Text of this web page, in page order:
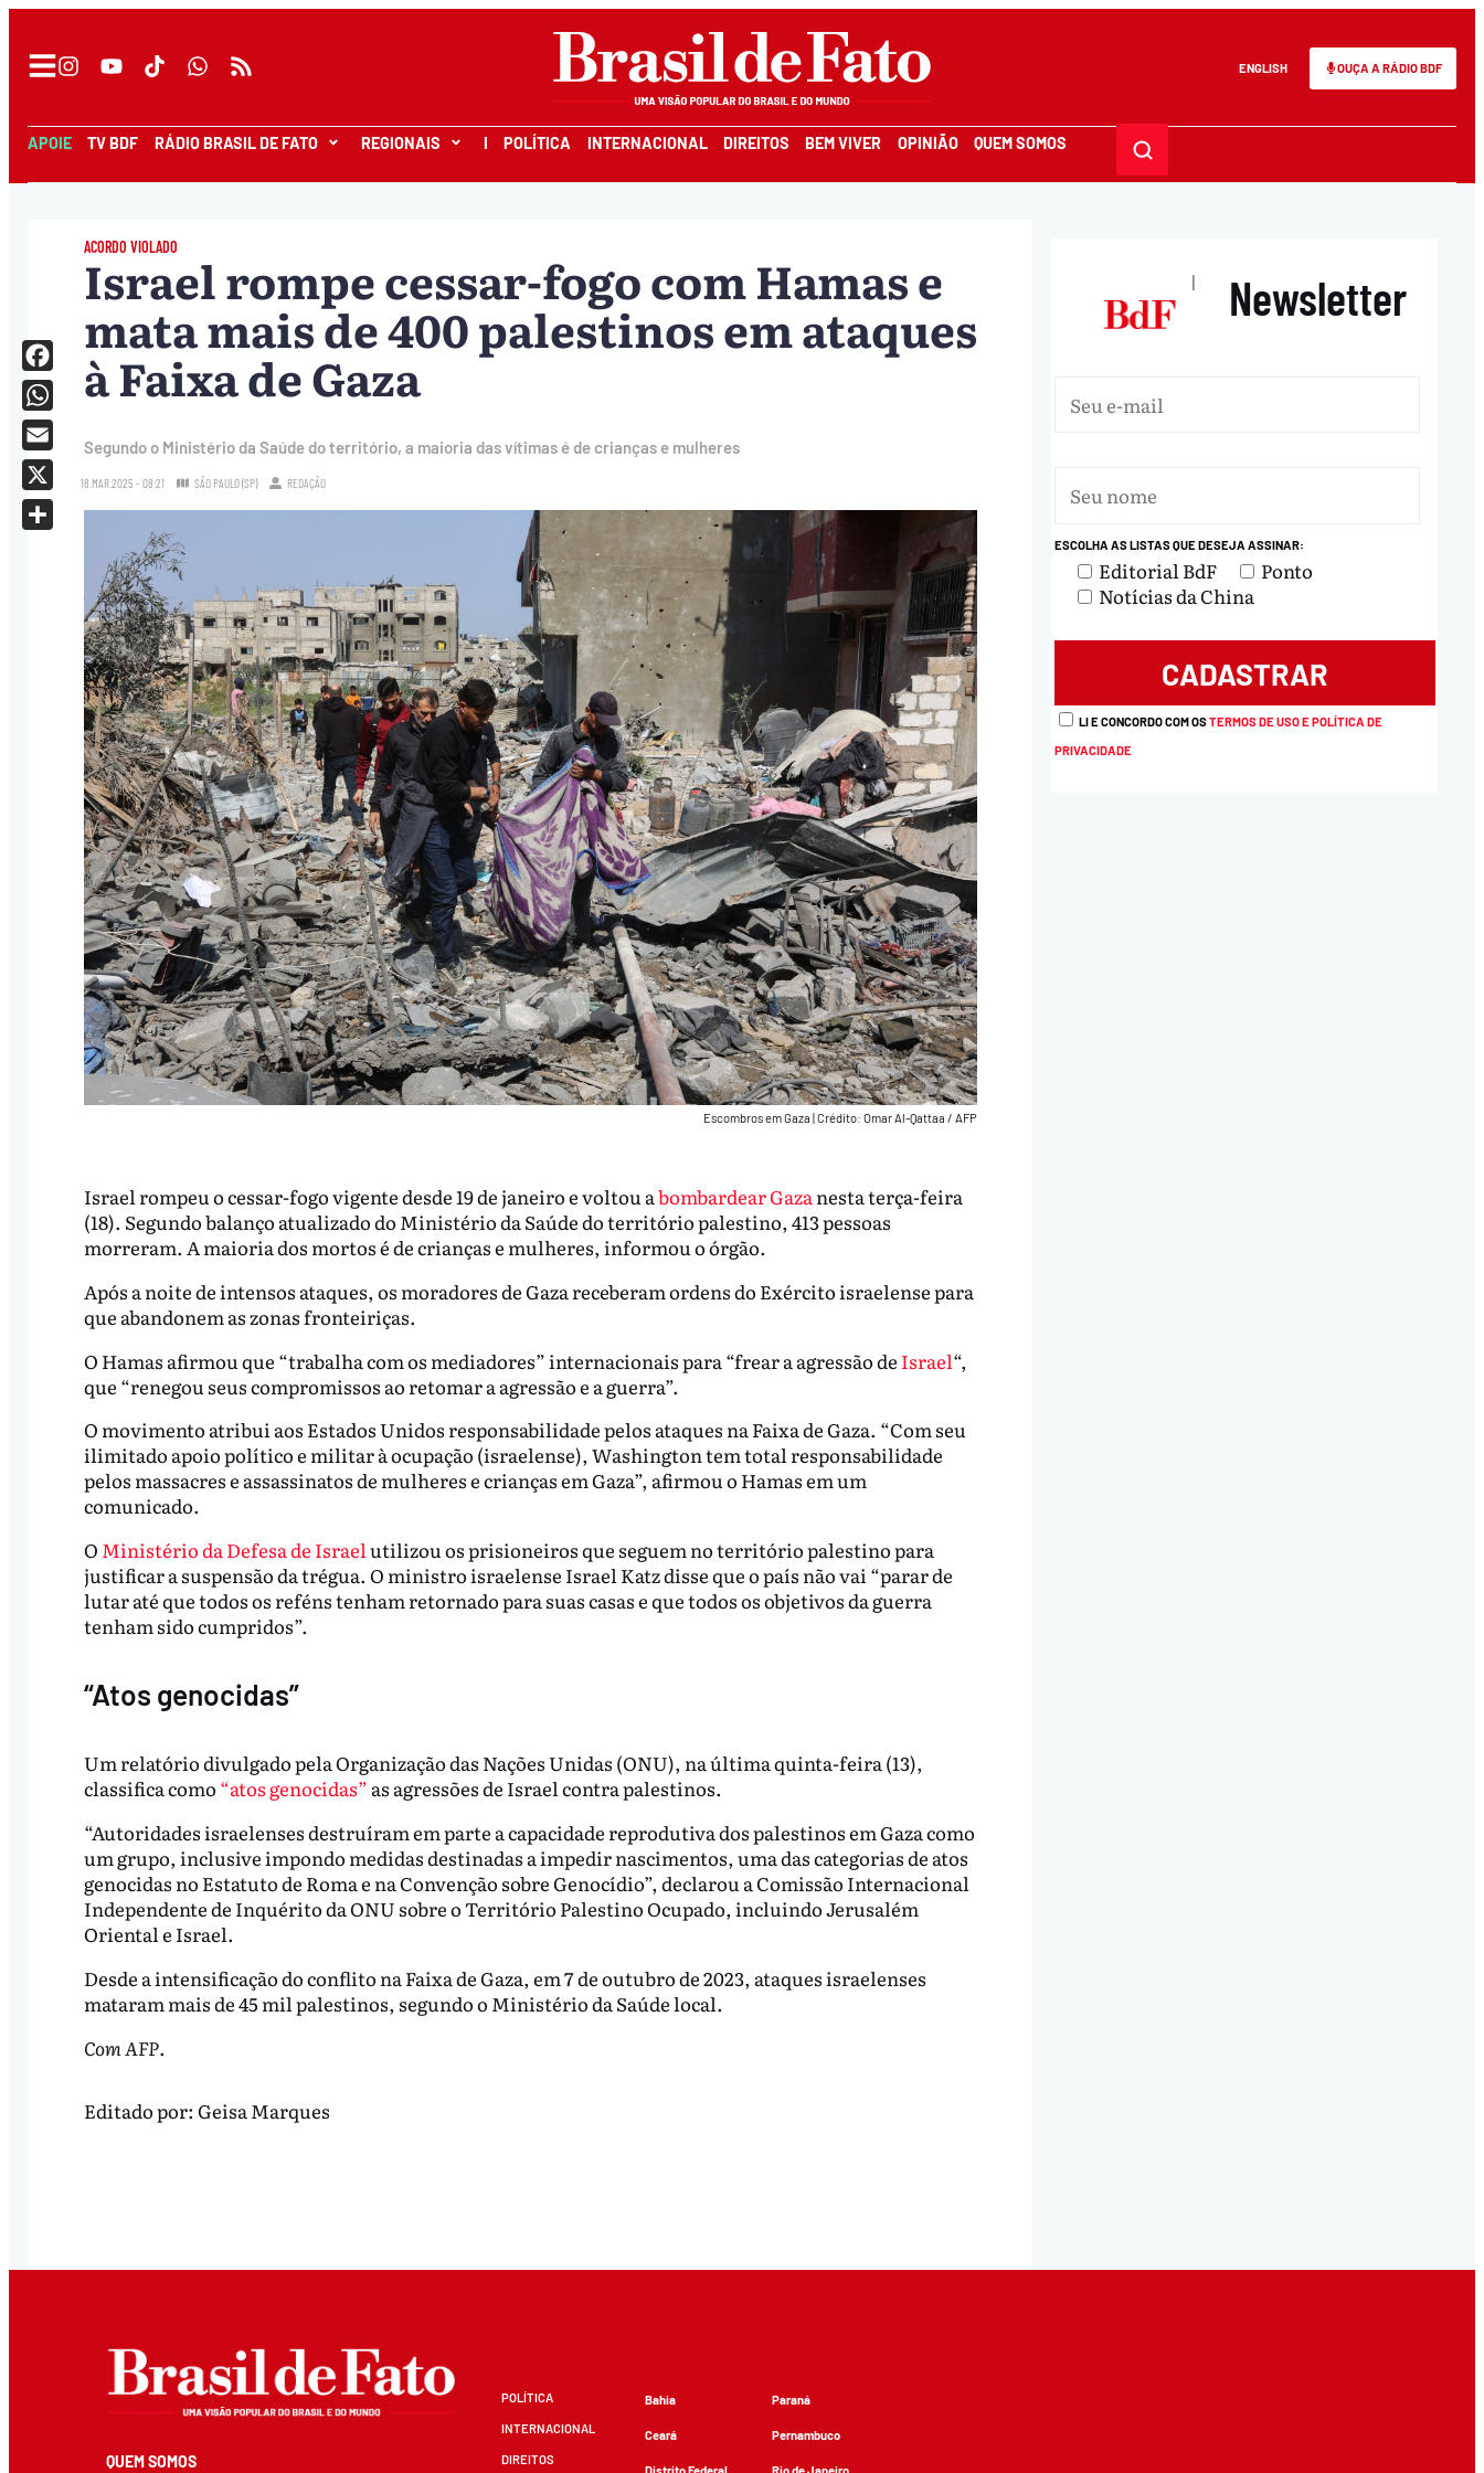
ENGLISH OUÇA A RÁDIO BDF
APOIE TV BDF RÁDIO BRASIL DE FATO REGIONAIS I POLÍTICA INTERNACIONAL DIREITOS BEM VIVER OPINIÃO QUEM SOMOS
ACORDO VIOLADO
Israel rompe cessar-fogo com Hamas e
mata mais de 400 palestinos em ataques
à Faixa de Gaza
Segundo o Ministério da Saúde do território, a maioria das vítimas é de crianças e mulheres
18.MAR.2025 - 08:21 SÃO PAULO (SP) REDAÇÃO
Escombros em Gaza Crédito: Omar Al-Qattaa / AFP
Israel rompeu o cessar-fogo vigente desde 19 de janeiro e voltou abombardear Gaza nesta terça-feira
(18). Segundo balanço atualizado do Ministério da Saúde do território palestino, 413 pessoas
morreram. A maioria dos mortos é de crianças e mulheres, informou o órgão.
Após a noite de intensos ataques, os moradores de Gaza receberam ordens do Exército israelense para
que abandonem as zonas fronteiriças.
O Hamas afirmou que “trabalha com os mediadores” internacionais para “frear a agressão de Israel“,
que “renegou seus compromissos ao retomar a agressão e a guerra”.
O movimento atribui aos Estados Unidos responsabilidade pelos ataques na Faixa de Gaza. “Com seu
ilimitado apoio político e militar à ocupação (israelense), Washington tem total responsabilidade
pelos massacres e assassinatos de mulheres e crianças em Gaza”, afirmou o Hamas em um
comunicado.
O Ministério da Defesa de Israelutilizou os prisioneiros que seguem no território palestino para
justificar a suspensão da trégua. O ministro israelense Israel Katz disse que o país não vai “parar de
lutar até que todos os reféns tenham retornado para suas casas e que todos os objetivos da guerra
tenham sido cumpridos”.
“Atos genocidas”
Um relatório divulgado pela Organização das Nações Unidas (ONU), na última quinta-feira (13),
classifica como “atos genocidas” as agressões de Israel contra palestinos.
“Autoridades israelenses destruíram em parte a capacidade reprodutiva dos palestinos em Gaza como
um grupo, inclusive impondo medidas destinadas a impedir nascimentos, uma das categorias de atos
genocidas no Estatuto de Roma e na Convenção sobre Genocídio”, declarou a Comissão Internacional
Independente de Inquérito da ONU sobre o Território Palestino Ocupado, incluindo Jerusalém
Oriental e Israel.
Desde a intensificação do conflito na Faixa de Gaza, em 7 de outubro de 2023, ataques israelenses
mataram mais de 45 mil palestinos, segundo o Ministério da Saúde local.
Com AFP.
Facebook
WhatsApp
Email
X
Editado por: Geisa Marques
| Newsletter
ESCOLHA AS LISTAS QUE DESEJA ASSINAR:
Editorial BdF
Ponto
Notícias da China
LI E CONCORDO COM OSTERMOS DE USO E POLÍTICA DE
PRIVACIDADE
QUEM SOMOS
POLÍTICA
INTERNACIONAL
DIREITOS
Bahia
Ceará
Distrito Federal
Paraná
Pernambuco
Rio de Janeiro